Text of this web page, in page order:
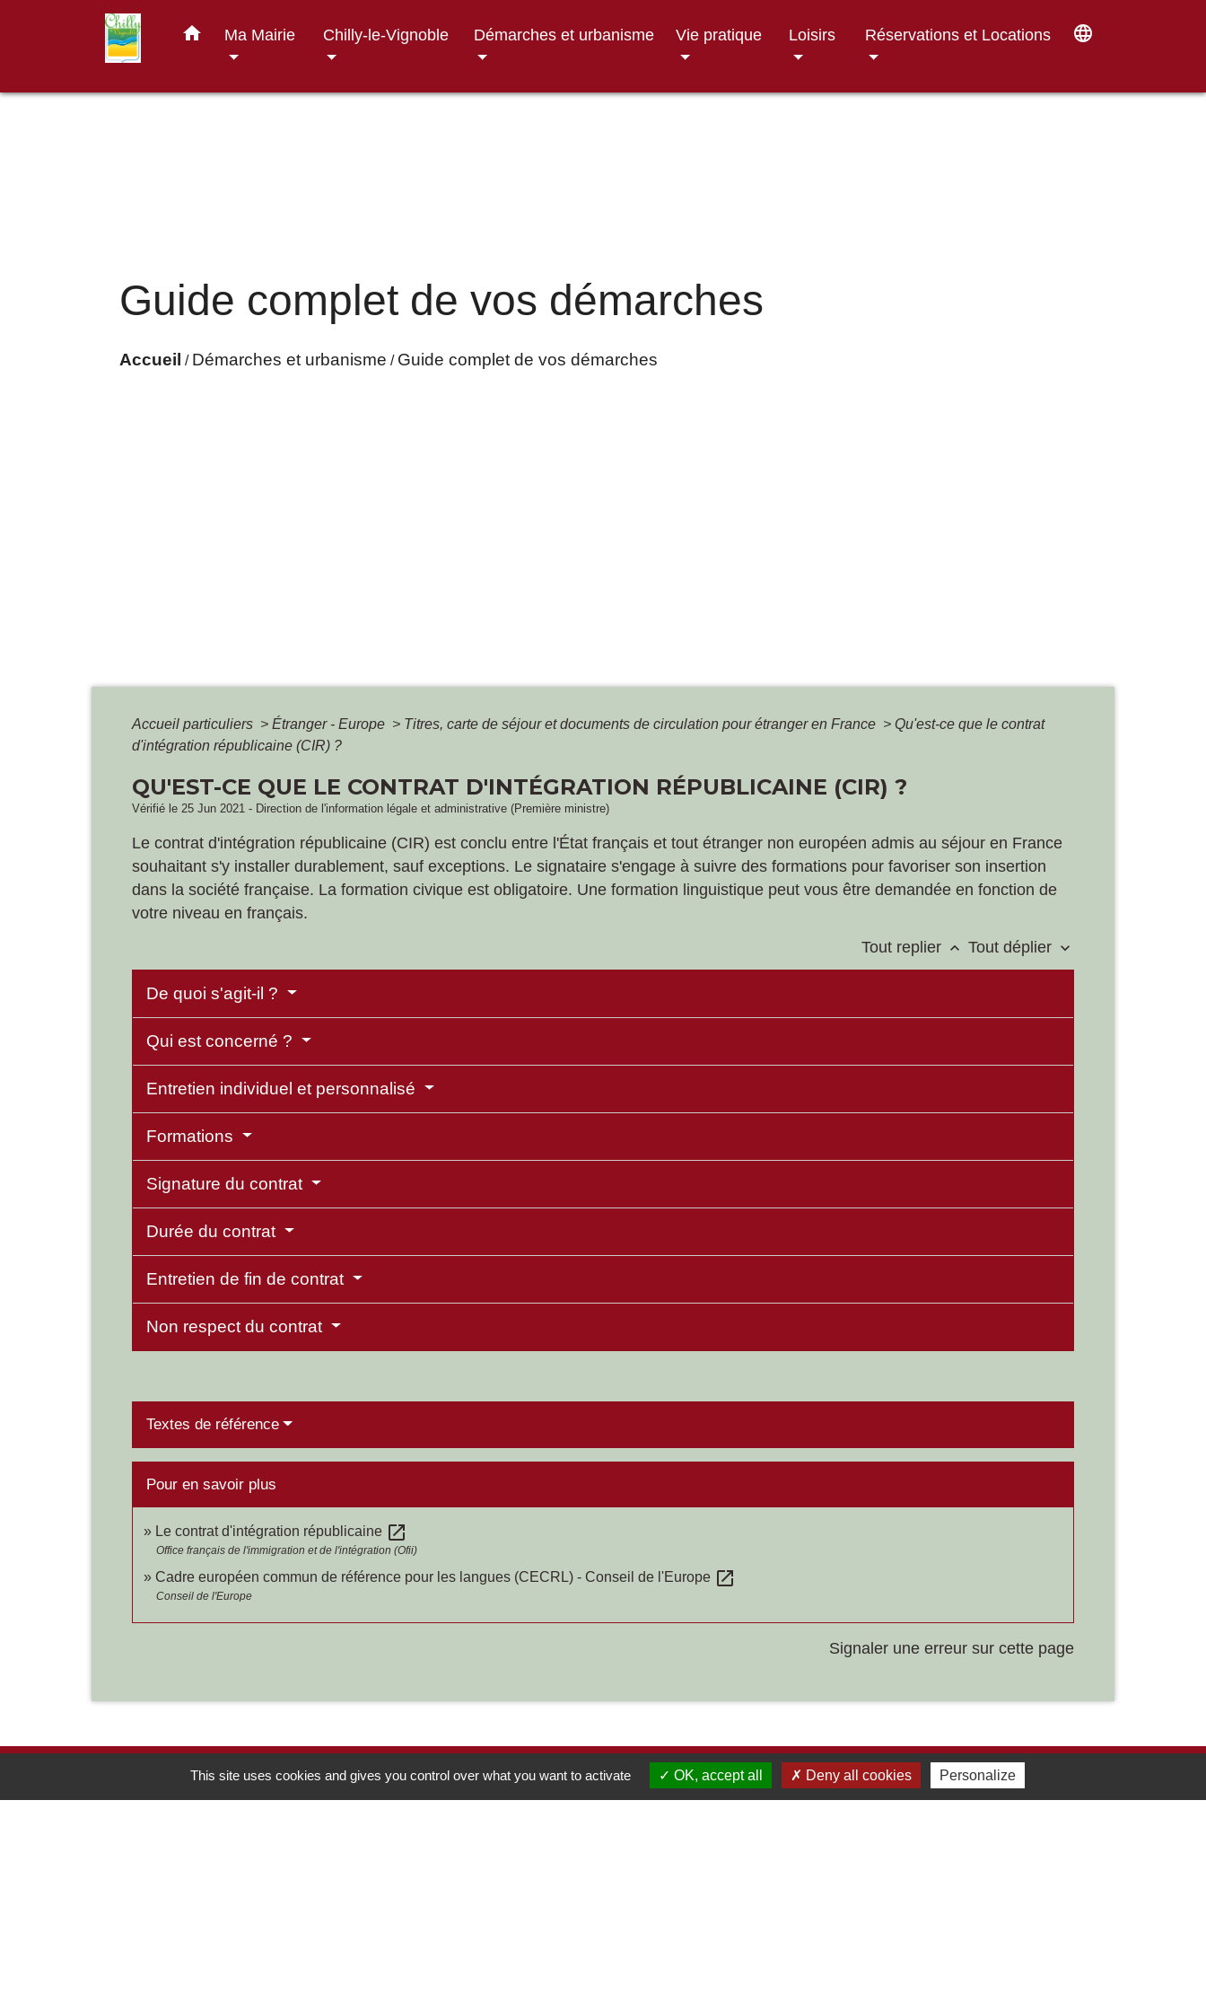
home Ma Mairie Chilly-le-Vignoble Démarches et urbanisme Vie pratique Loisirs Réservations et Locations language
Guide complet de vos démarches
Accueil / Démarches et urbanisme / Guide complet de vos démarches
Accueil particuliers > Étranger - Europe > Titres, carte de séjour et documents de circulation pour étranger en France > Qu'est-ce que le contrat
d'intégration républicaine (CIR) ?
QU'EST-CE QUE LE CONTRAT D'INTÉGRATION RÉPUBLICAINE (CIR) ?
Vérifié le 25 Jun 2021 - Direction de l'information légale et administrative (Première ministre)
Le contrat d'intégration républicaine (CIR) est conclu entre l'État français et tout étranger non européen admis au séjour en France
souhaitant s'y installer durablement, sauf exceptions. Le signataire s'engage à suivre des formations pour favoriser son insertion
dans la société française. La formation civique est obligatoire. Une formation linguistique peut vous être demandée en fonction de
votre niveau en français.
Tout replier keyboard_arrow_up Tout déplier keyboard_arrow_down
De quoi s'agit-il ?
Qui est concerné ?
Entretien individuel et personnalisé
Formations
Signature du contrat
Durée du contrat
Entretien de fin de contrat
Non respect du contrat
Textes de référence
Pour en savoir plus
Le contrat d'intégration républicaine open_in_new
Office français de l'immigration et de l'intégration (Ofii)
Cadre européen commun de référence pour les langues (CECRL) - Conseil de l'Europe open_in_new
Conseil de l'Europe
Signaler une erreur sur cette page
This site uses cookies and gives you control over what you want to activate OK, accept all Deny all cookies Personalize